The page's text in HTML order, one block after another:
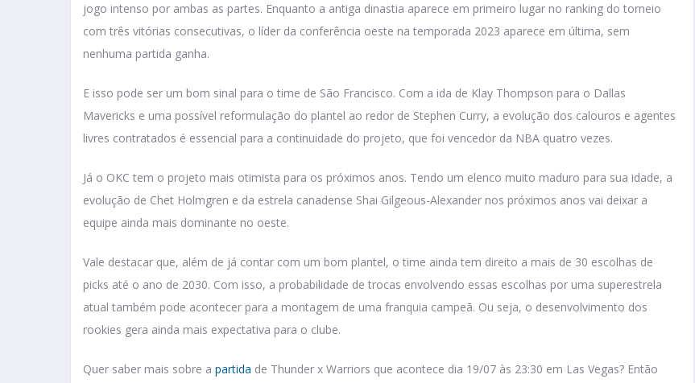
jogo intenso por ambas as partes. Enquanto a antiga dinastia aparece em primeiro lugar no ranking do torneio
com três vitórias consecutivas, o líder da conferência oeste na temporada 2023 aparece em última, sem
nenhuma partida ganha.
E isso pode ser um bom sinal para o time de São Francisco. Com a ida de Klay Thompson para o Dallas
Mavericks e uma possível reformulação do plantel ao redor de Stephen Curry, a evolução dos calouros e agentes
livres contratados é essencial para a continuidade do projeto, que foi vencedor da NBA quatro vezes.
Já o OKC tem o projeto mais otimista para os próximos anos. Tendo um elenco muito maduro para sua idade, a
evolução de Chet Holmgren e da estrela canadense Shai Gilgeous-Alexander nos próximos anos vai deixar a
equipe ainda mais dominante no oeste.
Vale destacar que, além de já contar com um bom plantel, o time ainda tem direito a mais de 30 escolhas de
picks até o ano de 2030. Com isso, a probabilidade de trocas envolvendo essas escolhas por uma superestrela
atual também pode acontecer para a montagem de uma franquia campeã. Ou seja, o desenvolvimento dos
rookies gera ainda mais expectativa para o clube.
Quer saber mais sobre a partida de Thunder x Warriors que acontece dia 19/07 às 23:30 em Las Vegas? Então